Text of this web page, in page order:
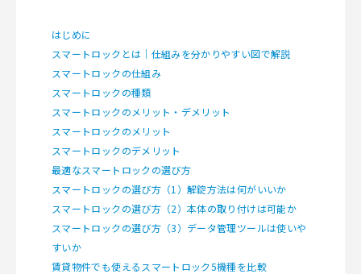
はじめに
スマートロックとは｜仕組みを分かりやすい図で解説
スマートロックの仕組み
スマートロックの種類
スマートロックのメリット・デメリット
スマートロックのメリット
スマートロックのデメリット
最適なスマートロックの選び方
スマートロックの選び方（1）解錠方法は何がいいか
スマートロックの選び方（2）本体の取り付けは可能か
スマートロックの選び方（3）データ管理ツールは使いや
すいか
賃貸物件でも使えるスマートロック5機種を比較